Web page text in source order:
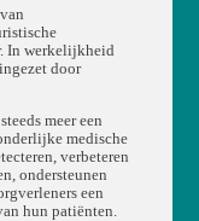
In werkelijkheid
door
meer een
medische
verbeteren
ondersteunen
een
hun patiënten.